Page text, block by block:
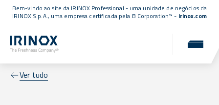
Bem-vindo ao site da IRINOX Professional - uma unidade de negócios da
IRINOX S.p.A., uma empresa certificada pela B Corporation™ - irinox.com
Ver tudo